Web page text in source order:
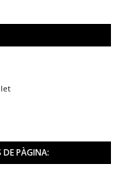
PÀGINA: